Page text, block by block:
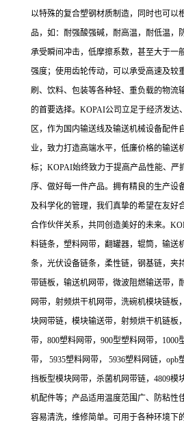
以特殊的复合塑钢材质制造，同时也可以
品，如：耐强酸强碱，耐高温，耐低温，
承受瞬间冲击，低摩擦系数，甚至大于一
强度；使用齿轮传动，可以承受高速及较
刷、饮料、包装等各种轻、重负载的物流
的首要选择。KOPAI公司立足于经济发达
区，作为国内输送线及输送机械设备配件
业，致力打造高端水平，低廉价格的输送
标；KOPAI始终致力于提高产品性能、严
序、做好每一件产品。拥有精良的生产设
及科学化的管理，我们真挚的希望在友好
合作伙伴关系，共同创造美好的未来。
料链条，塑料网带，翻罐器，辊筒，输送
条，光伏设备链条，柔性链，钢基链，夹
带链板，输送机网带，微波阻燃输送带，
网带，射频烘干机网带，洗碗机模块链板
块网带链，模块输送带，射频烘干机链板
带，800塑料网带，900型塑料网带，1000
带， 5935塑料网带， 5936塑料网链，opb
挡板型模块网带，杀菌机网带链，4809模
机配件等；产品适用温度范围广、防粘性
容易清洗，维修简单。可用于各种环境下